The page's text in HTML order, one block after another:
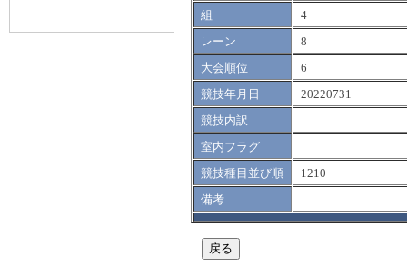
組
4
レーン
8
大会順位
6
競技年月日
20220731
競技内訳
室内フラグ
競技種目並び順
1210
備考